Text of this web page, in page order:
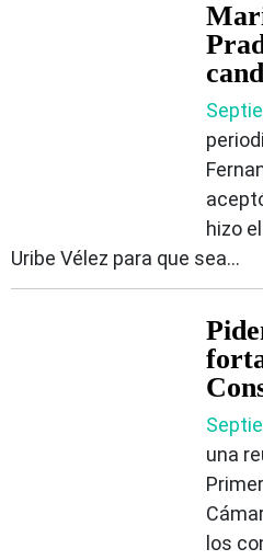
hizo
Uribe Vélez para que sea...
una
los